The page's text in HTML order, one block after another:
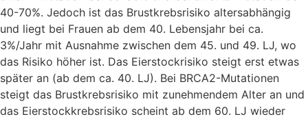
40-70%. Jedoch ist das Brustkrebsrisiko altersabhängig
und liegt bei Frauen ab dem 40. Lebensjahr bei ca.
3%/Jahr mit Ausnahme zwischen dem 45. und 49. LJ, wo
das Risiko höher ist. Das Eierstockrisiko steigt erst etwas
später an (ab dem ca. 40. LJ). Bei BRCA2-Mutationen
steigt das Brustkrebsrisiko mit zunehmendem Alter an und
das Eierstockkrebsrisiko scheint ab dem 60. LJ wieder